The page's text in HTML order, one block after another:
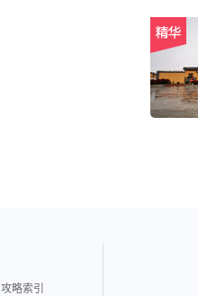
攻略索引